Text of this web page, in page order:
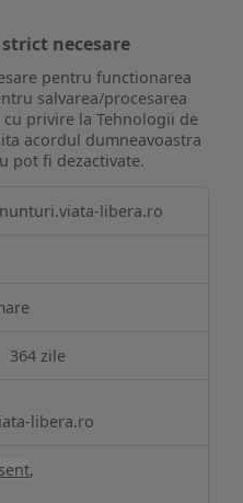
necesare
pentru functionarea
salvarea/procesarea
privire la Tehnologii de
acordul dumneavoastra
pot fi dezactivate.
libera.ro
364 zile
libera.ro
,